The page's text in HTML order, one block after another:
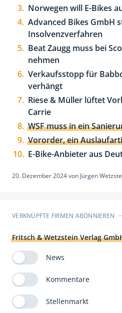
Norwegen will E-Bikes
Advanced Bikes GmbH
Insolvenzverfahren
Beat Zaugg muss bei
nehmen
Verkaufsstopp für
verhängt
Riese & Müller lüftet
Carrie
WSF muss in ein
Vororder, ein
E-Bike-Anbieter aus
20. Dezember 2024von Jürgen
VERKNÜPFTE FIRMEN ABONNIEREN
Fritsch & Wetzstein Verlag
News
Kommentare
Stellenmarkt